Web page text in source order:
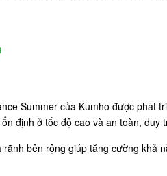
Summer của Kumho được
định ở tốc độ cao và an toàn,
bên rộng giúp tăng cường khả